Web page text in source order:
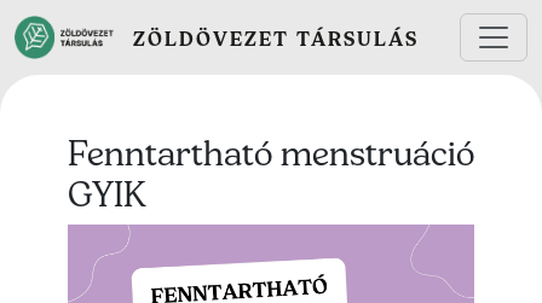
Ugrás a tartalomra
ZÖLDÖVEZET TÁRSULÁS
Fenntartható menstruáció
GYIK
Lead kép